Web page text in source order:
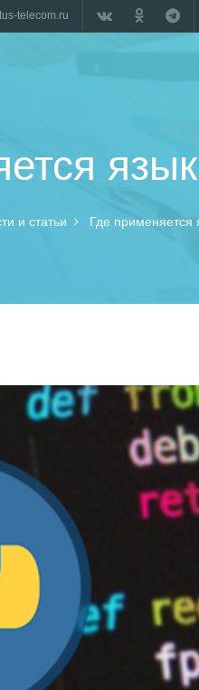
telecom.ru
и статьи Где